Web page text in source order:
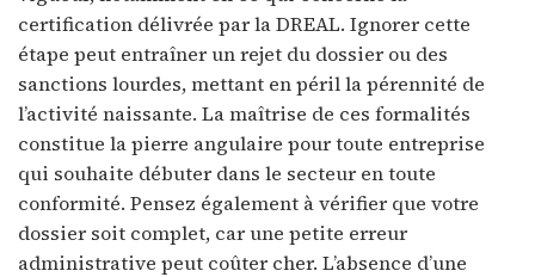
certification délivrée par la DREAL. Ignorer cette
étape peut entraîner un rejet du dossier ou des
sanctions lourdes, mettant en péril la pérennité de
l’activité naissante. La maîtrise de ces formalités
constitue la pierre angulaire pour toute entreprise
qui souhaite débuter dans le secteur en toute
conformité. Pensez également à vérifier que votre
dossier soit complet, car une petite erreur
administrative peut coûter cher. L’absence d’une